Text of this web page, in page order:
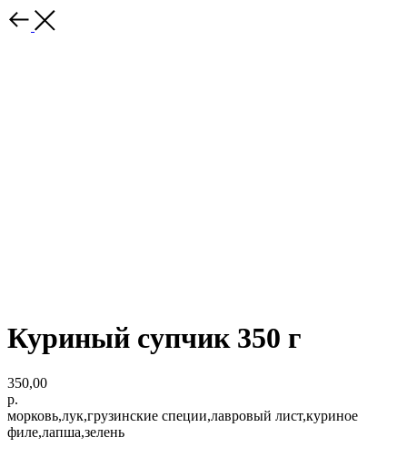
Куриный супчик 350 г
350,00
р.
морковь,лук,грузинские специи,лавровый лист,куриное
филе,лапша,зелень